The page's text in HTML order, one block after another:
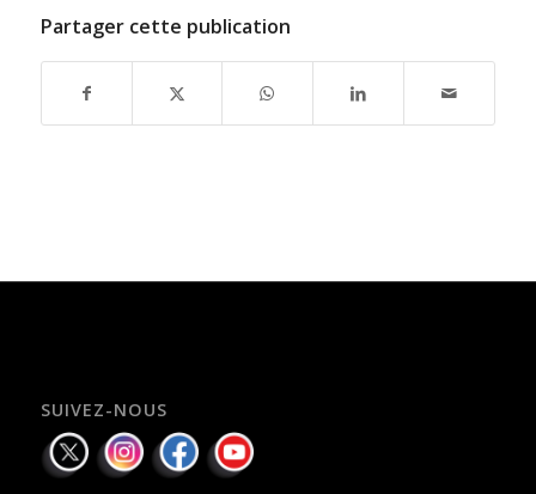
Partager cette publication
SUIVEZ-NOUS